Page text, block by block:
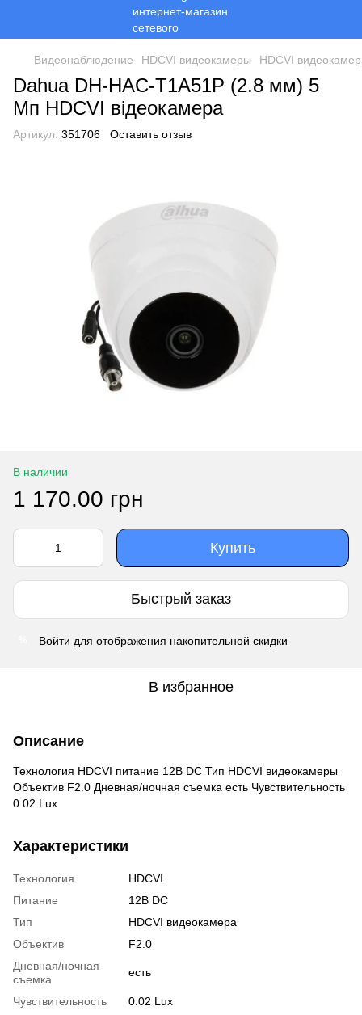
Видеонаблюдение HDCVI видеокамеры HDCVI
Dahua DH-HAC-T1A51P (2.8 мм) 5
Мп HDCVI відеокамера
Артикул: 351706 Оставить отзыв
В наличии
1 170.00 грн
Купить
Быстрый заказ
Войти для отображения накопительной скидки
В избранное
Описание
Технология HDCVI питание 12В DC Тип HDCVI видеокамеры
Объектив F2.0 Дневная/ночная съемка есть Чувствительность
0.02 Lux
Характеристики
Технология
HDCVI
Питание
12В DC
Тип
HDCVI видеокамера
Объектив
F2.0
Дневная/ночная
съемка
есть
Чувствительность
0.02 Lux